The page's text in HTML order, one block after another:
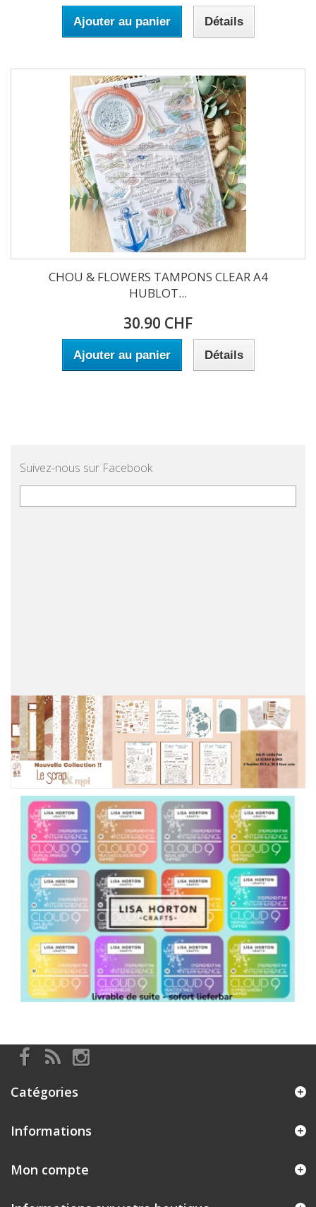
Ajouter au panier Détails
CHOU & FLOWERS TAMPONS CLEAR A4
HUBLOT...
30.90 CHF
Ajouter au panier Détails
Suivez-nous sur Facebook
Catégories
Informations
Mon compte